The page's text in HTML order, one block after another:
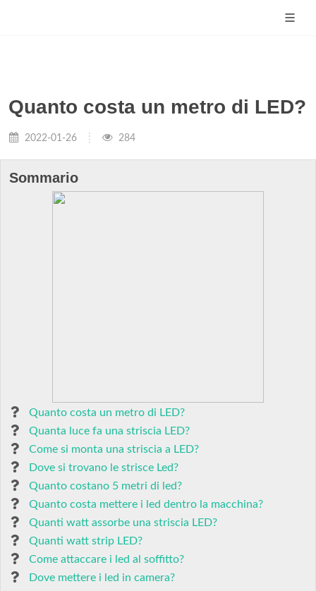
Quanto costa un metro di LED?
2022-01-26 284
Sommario
Quanto costa un metro di LED?
Quanta luce fa una striscia LED?
Come si monta una striscia a LED?
Dove si trovano le strisce Led?
Quanto costano 5 metri di led?
Quanto costa mettere i led dentro la macchina?
Quanti watt assorbe una striscia LED?
Quanti watt strip LED?
Come attaccare i led al soffitto?
Dove mettere i led in camera?